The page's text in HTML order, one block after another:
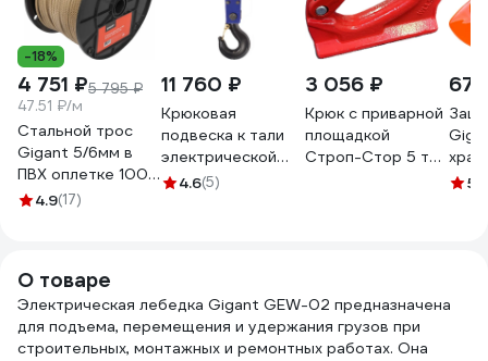
-18%
4 751 ₽5 795 ₽
47.51 ₽/м
Стальной трос
Gigant 5/6мм в
ПВХ оплетке 100м
латунированная
4.9(17)
11 760 ₽
Крюковая
подвеска к тали
электрической
TOR CD1 5.0 t Тор
4.6(5)
3 056 ₽
Крюк с приварной
площадкой
Строп-Стор 5 тн.
5
О товаре
Электрическая лебедка Gigant GEW-02 предназначена
для подъема, перемещения и удержания грузов при
строительных, монтажных и ремонтных работах. Она